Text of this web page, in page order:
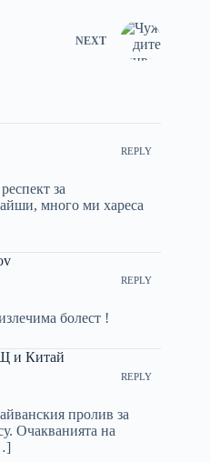
NEXT
REPLY
за
много ми хареса
REPLY
болест !
и Китай
REPLY
пролив за
Очакванията на